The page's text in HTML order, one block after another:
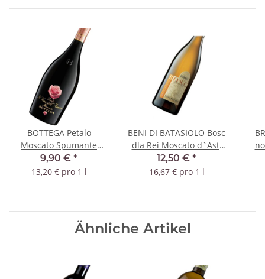
BOTTEGA Petalo
Moscato Spumante
Dolce - 0,75 Liter
9,90 € *
13,20 € pro 1 l
BENI DI BATASIOLO Bosc
dla Rei Moscato d`Asti
2025 DOCG
12,50 € *
16,67 € pro 1 l
Ähnliche Artikel